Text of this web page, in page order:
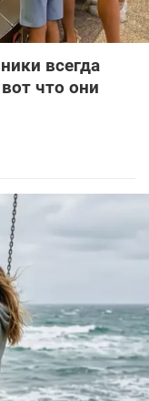
всегда
что они